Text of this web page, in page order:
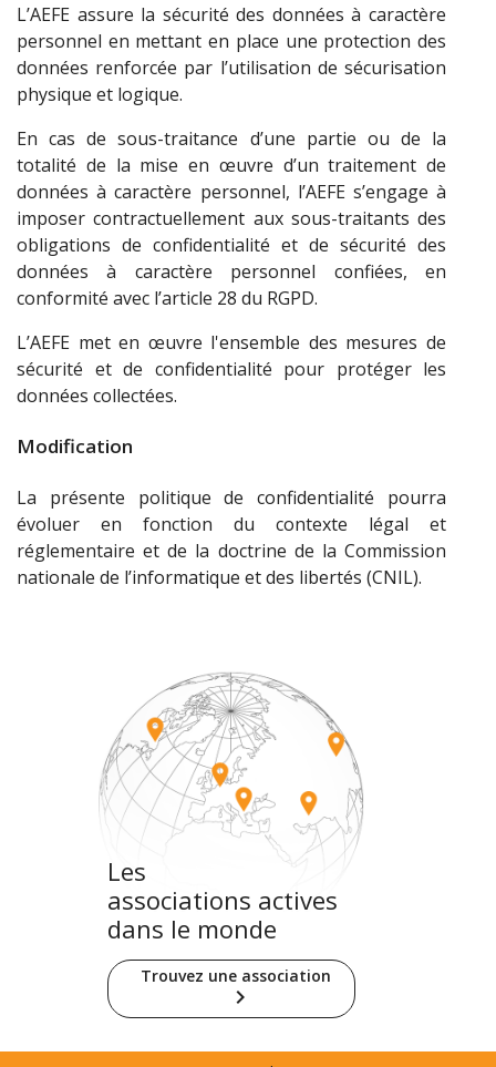
L’AEFE assure la sécurité des données à caractère
personnel en mettant en place une protection des
données renforcée par l’utilisation de sécurisation
physique et logique.
En cas de sous-traitance d’une partie ou de la
totalité de la mise en œuvre d’un traitement de
données à caractère personnel, l’AEFE s’engage à
imposer contractuellement aux sous-traitants des
obligations de confidentialité et de sécurité des
données à caractère personnel confiées, en
conformité avec l’article 28 du RGPD.
L’AEFE met en œuvre l'ensemble des mesures de
sécurité et de confidentialité pour protéger les
données collectées.
Modification
La présente politique de confidentialité pourra
évoluer en fonction du contexte légal et
réglementaire et de la doctrine de la Commission
nationale de l’informatique et des libertés (CNIL).
Les
associations actives
dans le monde
Trouvez une association
keyboard_arrow_right